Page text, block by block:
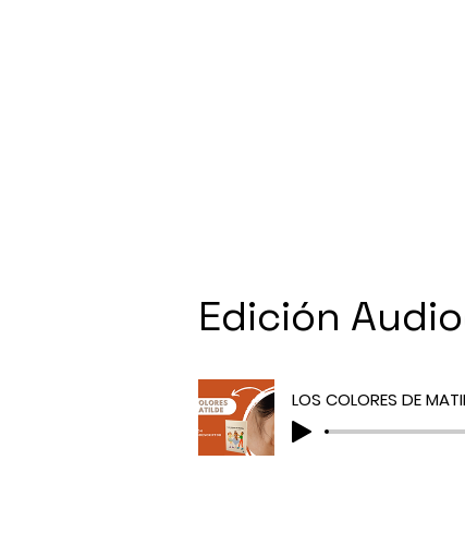
Edición
LOS COLORES DE